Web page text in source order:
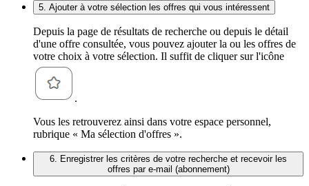
5. Ajouter à votre sélection les offres qui vous intéressent
Depuis la page de résultats de recherche ou depuis le détail
d'une offre consultée, vous pouvez ajouter la ou les offres de
votre choix à votre sélection. Il suffit de cliquer sur l'icône
.
Vous les retrouverez ainsi dans votre espace personnel,
rubrique « Ma sélection d'offres ».
6. Enregistrer les critères de votre recherche et recevoir les
offres par e-mail (abonnement)